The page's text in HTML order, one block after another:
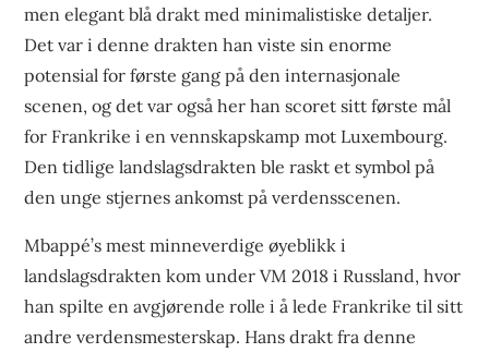
men elegant blå drakt med minimalistiske detaljer.
Det var i denne drakten han viste sin enorme
potensial for første gang på den internasjonale
scenen, og det var også her han scoret sitt første mål
for Frankrike i en vennskapskamp mot Luxembourg.
Den tidlige landslagsdrakten ble raskt et symbol på
den unge stjernes ankomst på verdensscenen.
Mbappé’s mest minneverdige øyeblikk i
landslagsdrakten kom under VM 2018 i Russland, hvor
han spilte en avgjørende rolle i å lede Frankrike til sitt
andre verdensmesterskap. Hans drakt fra denne